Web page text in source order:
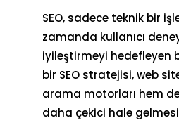
SEO, sadece teknik bir
zamanda kullanıcı
iyileştirmeyi hedefleyen
bir SEO stratejisi, web
arama motorları hem
daha çekici hale